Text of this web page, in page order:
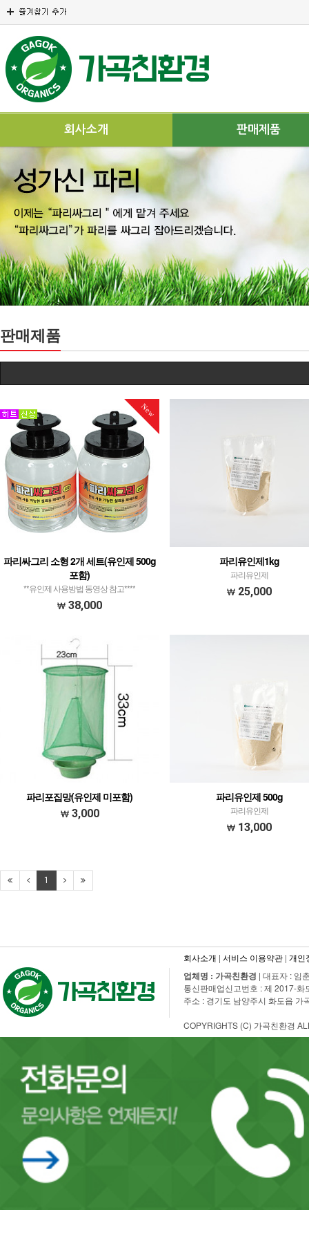
회사소개 판매제품
판매제품
New
파리싸그리 소형 2개 세트(유인제 500g
포함)
**유인제 사용방법 동영상 참고****
38,000
파리유인제1kg
파리유인제
25,000
파리포집망(유인제 미포함)
3,000
파리유인제 500g
파리유인제
13,000
1
회사소개 | 서비스 이용약관 | 개인
업체명 : 가곡친환경 | 대표자 : 임
통신판매업신고번호 : 제 2017-
주소 : 경기도 남양주시 화도읍
COPYRIGHTS (C) 가곡친환경